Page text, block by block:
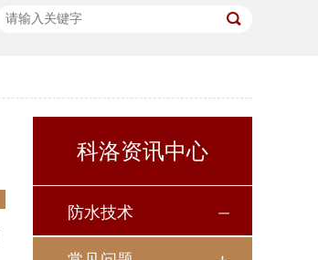
科洛资讯中心
防水技术